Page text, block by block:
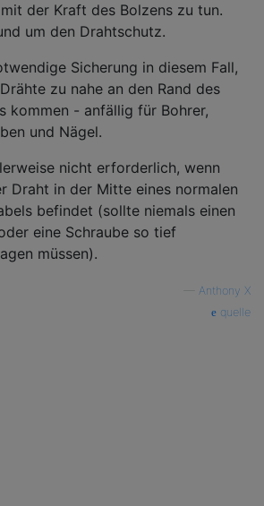
der Kraft des Bolzens zu tun.
um den Drahtschutz.
Sicherung in diesem Fall,
zu nahe an den Rand des
kommen - anfällig für Bohrer,
und Nägel.
nicht erforderlich, wenn
Draht in der Mitte eines normalen
befindet (sollte niemals einen
eine Schraube so tief
müssen).
Anthony X
quelle